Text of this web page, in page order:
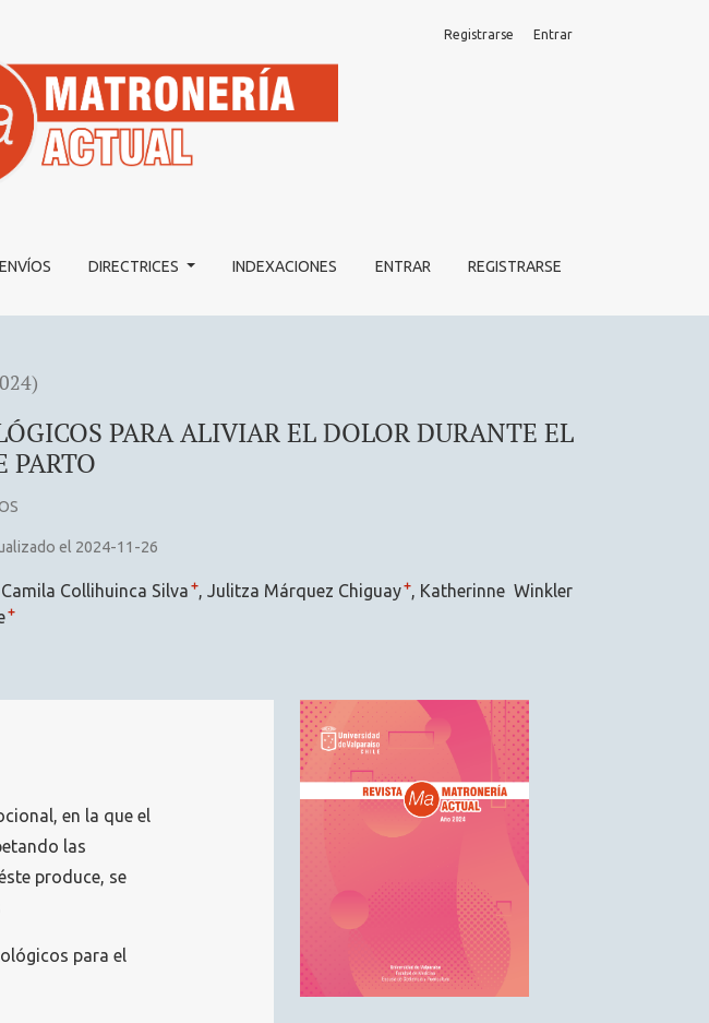
DURANTE EL TRABAJO DE PARTO
ENVÍOS DIRECTRICES INDEXACIONES ENTRAR REGISTRARSE
Registrarse Entrar
PARA ALIVIAR EL DOLOR DURANTE EL
PARTO
el 2024-11-26
Camila Collihuinca Silva + Julitza Márquez Chiguay+
Katherinne Winkler
+
en la que el
las
produce, se
para el